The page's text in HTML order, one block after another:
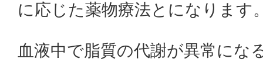
に応じた薬物療法とになります
血液中で脂質の代謝が異常にな